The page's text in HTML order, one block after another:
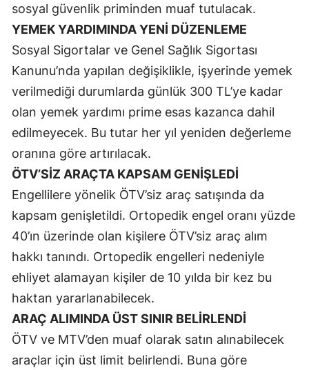
Sinop
Sivas
Tekirdağ
Tokat
Şanlıurfa
Uşak
Van
Yozgat
Aksaray
Bayburt
sosyal güvenlik priminden muaf tutulacak.
YEMEK YARDIMINDA YENİ DÜZENLEME
Sosyal Sigortalar ve Genel Sağlık Sigortası
Kanunu’nda yapılan değişiklikle, işyerinde yemek
verilmediği durumlarda günlük 300 TL’ye kadar
olan yemek yardımı prime esas kazanca dahil
edilmeyecek. Bu tutar her yıl yeniden değerleme
oranına göre artırılacak.
ÖTV’SİZ ARAÇTA KAPSAM GENİŞLEDİ
Engellilere yönelik ÖTV’siz araç satışında da
kapsam genişletildi. Ortopedik engel oranı yüzde
40’ın üzerinde olan kişilere ÖTV’siz araç alım
hakkı tanındı. Ortopedik engelleri nedeniyle
ehliyet alamayan kişiler de 10 yılda bir kez bu
haktan yararlanabilecek.
ARAÇ ALIMINDA ÜST SINIR BELİRLENDİ
ÖTV ve MTV’den muaf olarak satın alınabilecek
araçlar için üst limit belirlendi. Buna göre